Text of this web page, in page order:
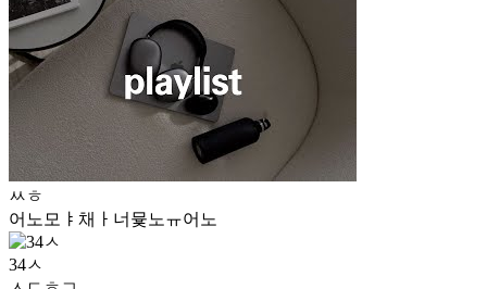
ㅆㅎ
어노모ㅑ채ㅏ너뮻노ㅠ어노
34ㅅ